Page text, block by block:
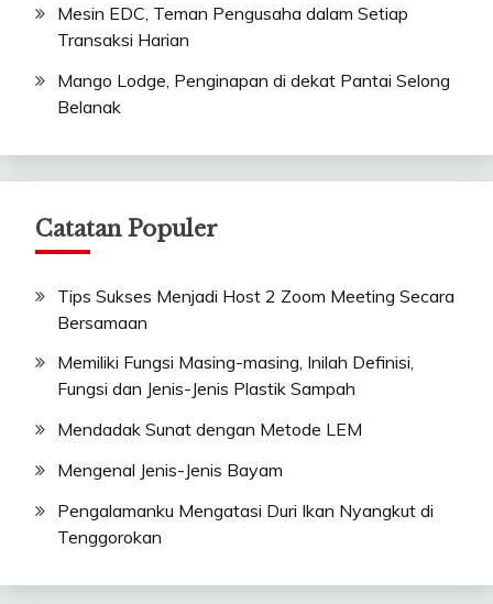
Mesin EDC, Teman Pengusaha dalam Setiap
Transaksi Harian
Mango Lodge, Penginapan di dekat Pantai Selong
Belanak
Catatan Populer
Tips Sukses Menjadi Host 2 Zoom Meeting Secara
Bersamaan
Memiliki Fungsi Masing-masing, Inilah Definisi,
Fungsi dan Jenis-Jenis Plastik Sampah
Mendadak Sunat dengan Metode LEM
Mengenal Jenis-Jenis Bayam
Pengalamanku Mengatasi Duri Ikan Nyangkut di
Tenggorokan